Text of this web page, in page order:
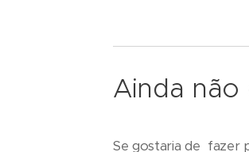
Ainda não
Se gostaria de fazer